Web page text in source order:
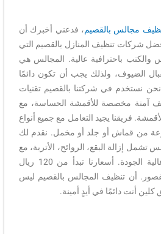
مجالس بالقصيم، فدعني أخبرك أن
شركات تنظيف المنازل بالقصيم التي
باحترافية عالية. المجالس هي
الضيوف، ولذلك يجب أن تكون دائمًا
نستخدم في شركتنا بالقصيم تقنيات
آمنة مخصصة للأقمشة الحساسة، مع
فريقنا يجيد التعامل مع جميع أنواع
من قماش أو جلد أو مخمل. نقدم لك
إزالة البقع، الروائح، الأتربة، مع
تعقيم شامل بالمطهرات عالية الجودة. أسعارنا تبدأ من 120 ريال
أن تنظيف المجالس بالقصيم ليس
أنت دائمًا في أيدٍ أمينة.